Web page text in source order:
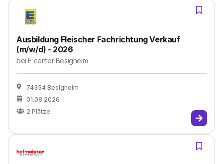
Ausbildung Fleischer Fachrichtung Verkauf
(m/w/d) - 2026
beiE center Besigheim
74354 Besigheim
01.08.2026
2 Plätze